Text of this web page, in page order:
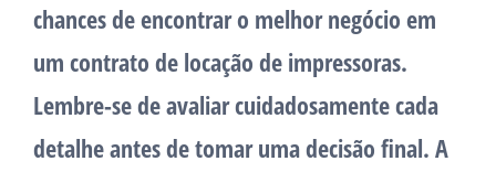
chances de encontrar o melhor negócio em
um contrato de locação de impressoras.
Lembre-se de avaliar cuidadosamente cada
detalhe antes de tomar uma decisão final. A